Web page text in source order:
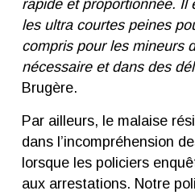
rapide et proportionnée. Il
les ultra courtes peines
compris pour les mineurs
nécessaire et dans des
Brugère.
Par ailleurs, le malaise
dans l’incompréhension
lorsque les policiers
aux arrestations. Notre